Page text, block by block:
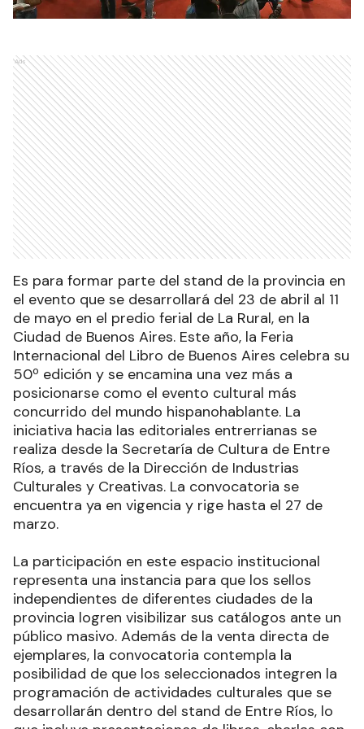
Ads
Es para formar parte del stand de la provincia en
el evento que se desarrollará del 23 de abril al 11
de mayo en el predio ferial de La Rural, en la
Ciudad de Buenos Aires. Este año, la Feria
Internacional del Libro de Buenos Aires celebra su
50º edición y se encamina una vez más a
posicionarse como el evento cultural más
concurrido del mundo hispanohablante. La
iniciativa hacia las editoriales entrerrianas se
realiza desde la Secretaría de Cultura de Entre
Ríos, a través de la Dirección de Industrias
Culturales y Creativas. La convocatoria se
encuentra ya en vigencia y rige hasta el 27 de
marzo.
La participación en este espacio institucional
representa una instancia para que los sellos
independientes de diferentes ciudades de la
provincia logren visibilizar sus catálogos ante un
público masivo. Además de la venta directa de
ejemplares, la convocatoria contempla la
posibilidad de que los seleccionados integren la
programación de actividades culturales que se
desarrollarán dentro del stand de Entre Ríos, lo